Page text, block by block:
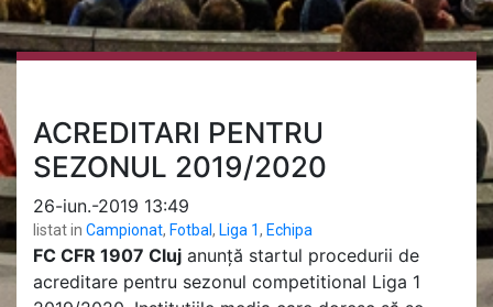
ACREDITARI PENTRU
SEZONUL 2019/2020
26-iun.-2019 13:49
listat in Campionat, Fotbal, Liga 1, Echipa
FC CFR 1907 Cluj anunţă startul procedurii de
acreditare pentru sezonul competitional Liga 1